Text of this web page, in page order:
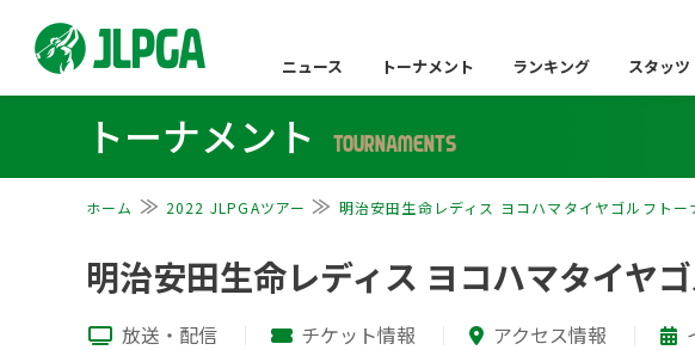
ニュース トーナメント ランキング スタッツ
トーナメント TOURNAMENTS
ホーム 2022 JLPGAツアー 明治安田生命レディス ヨコハマタイヤゴルフトー
明治安田生命レディス ヨコハマタイヤ
放送・配信 チケット情報 アクセス情報